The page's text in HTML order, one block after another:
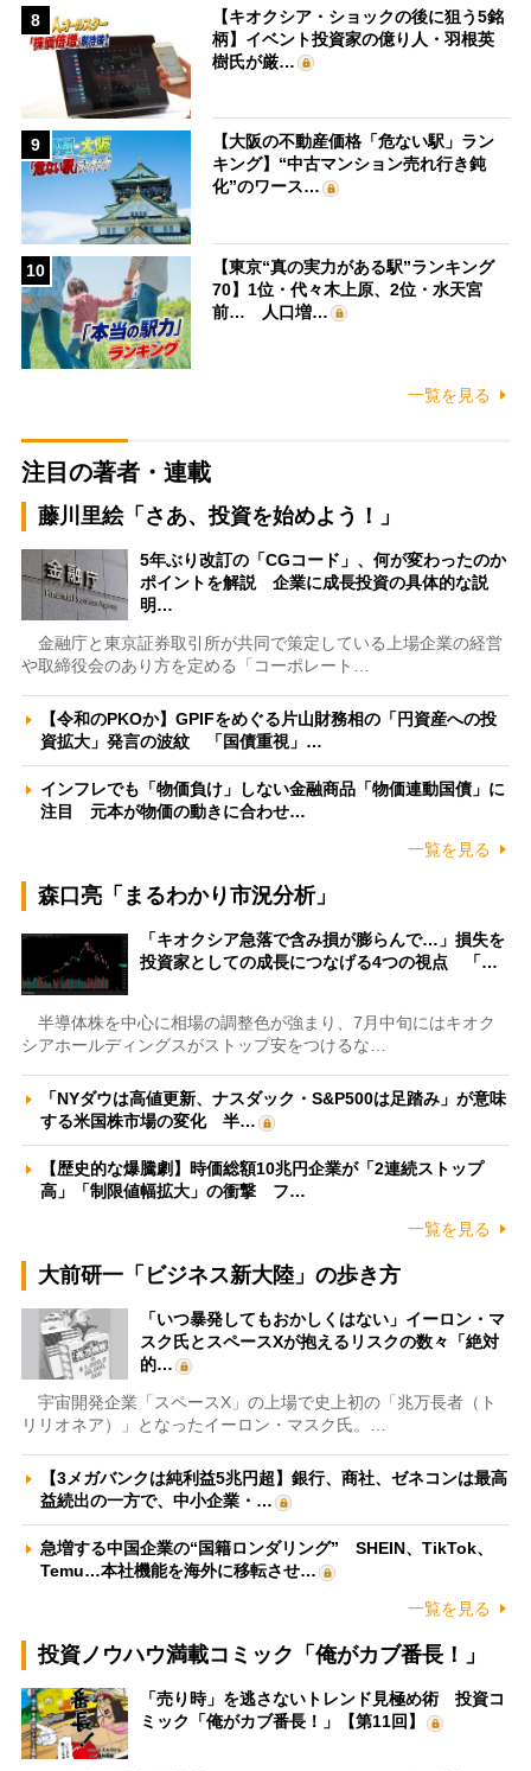
8
【キオクシア・ショックの後に狙う5銘
柄】イベント投資家の億り人・羽根英
樹氏が厳…
9
【大阪の不動産価格「危ない駅」ラン
キング】“中古マンション売れ行き鈍
化”のワース…
10
【東京“真の実力がある駅”ランキング
70】1位・代々木上原、2位・水天宮
前… 人口増…
一覧を見る
注目の著者・連載
藤川里絵「さあ、投資を始めよう！」
5年ぶり改訂の「CGコード」、何が変わったのか
ポイントを解説 企業に成長投資の具体的な説
明…
金融庁と東京証券取引所が共同で策定している上場企業の経営
や取締役会のあり方を定める「コーポレート…
【令和のPKOか】GPIFをめぐる片山財務相の「円資産への投
資拡大」発言の波紋 「国債重視」…
インフレでも「物価負け」しない金融商品「物価連動国債」に
注目 元本が物価の動きに合わせ…
一覧を見る
森口亮「まるわかり市況分析」
「キオクシア急落で含み損が膨らんで…」損失を
投資家としての成長につなげる4つの視点 「…
半導体株を中心に相場の調整色が強まり、7月中旬にはキオク
シアホールディングスがストップ安をつけるな…
「NYダウは高値更新、ナスダック・S&P500は足踏み」が意味
する米国株市場の変化 半…
【歴史的な爆騰劇】時価総額10兆円企業が「2連続ストップ
高」「制限値幅拡大」の衝撃 フ…
一覧を見る
大前研一「ビジネス新大陸」の歩き方
「いつ暴発してもおかしくはない」イーロン・マ
スク氏とスペースXが抱えるリスクの数々「絶対
的…
宇宙開発企業「スペースX」の上場で史上初の「兆万長者（ト
リリオネア）」となったイーロン・マスク氏。…
【3メガバンクは純利益5兆円超】銀行、商社、ゼネコンは最高
益続出の一方で、中小企業・…
急増する中国企業の“国籍ロンダリング” SHEIN、TikTok、
Temu…本社機能を海外に移転させ…
一覧を見る
投資ノウハウ満載コミック「俺がカブ番長！」
「売り時」を逃さないトレンド見極め術 投資コ
ミック「俺がカブ番長！」【第11回】